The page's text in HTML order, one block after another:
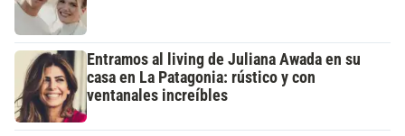
Entramos al living de Juliana Awada en su
casa en La Patagonia: rústico y con
ventanales increíbles